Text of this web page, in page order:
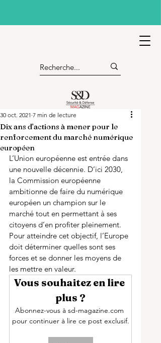
Dix ans d’actions à mener pour le
renforcement du marché numérique
européen
30 oct. 2021 7 min de lecture
L’Union européenne est entrée dans
une nouvelle décennie. D’ici 2030,
la Commission européenne
ambitionne de faire du numérique
européen un champion sur le
marché tout en permettant à ses
citoyens d’en profiter pleinement.
Pour atteindre cet objectif, l’Europe
doit déterminer quelles sont ses
forces et se donner les moyens de
les mettre en valeur.
Vous souhaitez en lire
plus ?
Abonnez-vous à sd-magazine.com
pour continuer à lire ce post exclusif.